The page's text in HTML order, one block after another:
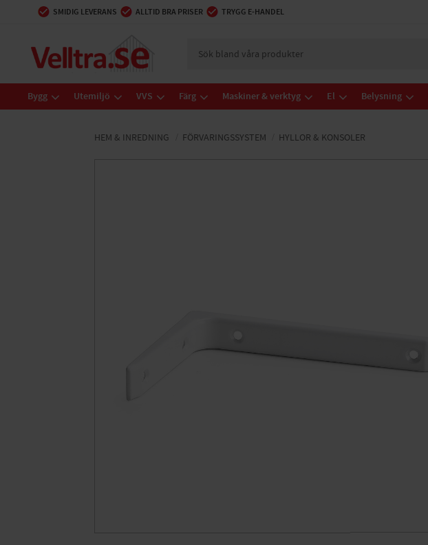
SMIDIG LEVERANS ALLTID BRA PRISER TRYGG E-HANDEL
Bygg Utemiljö VVS Färg Maskiner & verktyg El Belysning
HEM & INREDNING FÖRVARINGSSYSTEM HYLLOR & KONSOLER